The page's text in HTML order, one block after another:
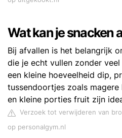
Wat kan je snacken
Bij afvallen is het belangrijk
die je echt vullen zonder
een kleine hoeveelheid dip,
tussendoortjes zoals
en kleine porties fruit zijn
Verzoek tot verwijderen van
op personalgym.nl